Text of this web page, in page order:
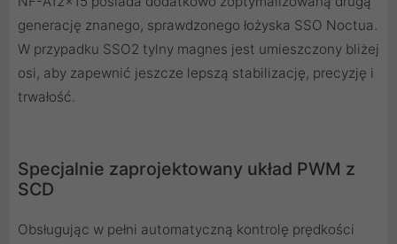
generację znanego, sprawdzonego łożyska SSO Noctua.
W przypadku SSO2 tylny magnes jest umieszczony bliżej
osi, aby zapewnić jeszcze lepszą stabilizację, precyzję i
trwałość.
Specjalnie zaprojektowany układ PWM z
SCD
Obsługując w pełni automatyczną kontrolę prędkości